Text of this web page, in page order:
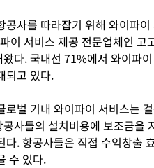
공사를 따라잡기 위해 와이파
이 서비스 제공 전문업체인 고
다. 국내선 71%에서 와이파
되고 있다.
로벌 기내 와이파이 서비스는
사들의 설치비용에 보조금을
다. 항공사들은 직접 수익창출
수 있다.